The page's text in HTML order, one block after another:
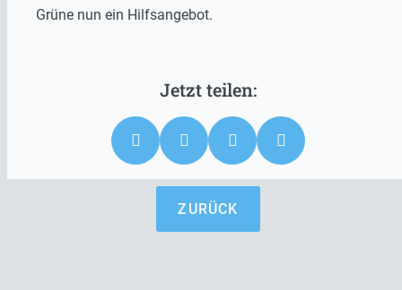
Grüne nun ein Hilfsangebot.
ZURÜCK